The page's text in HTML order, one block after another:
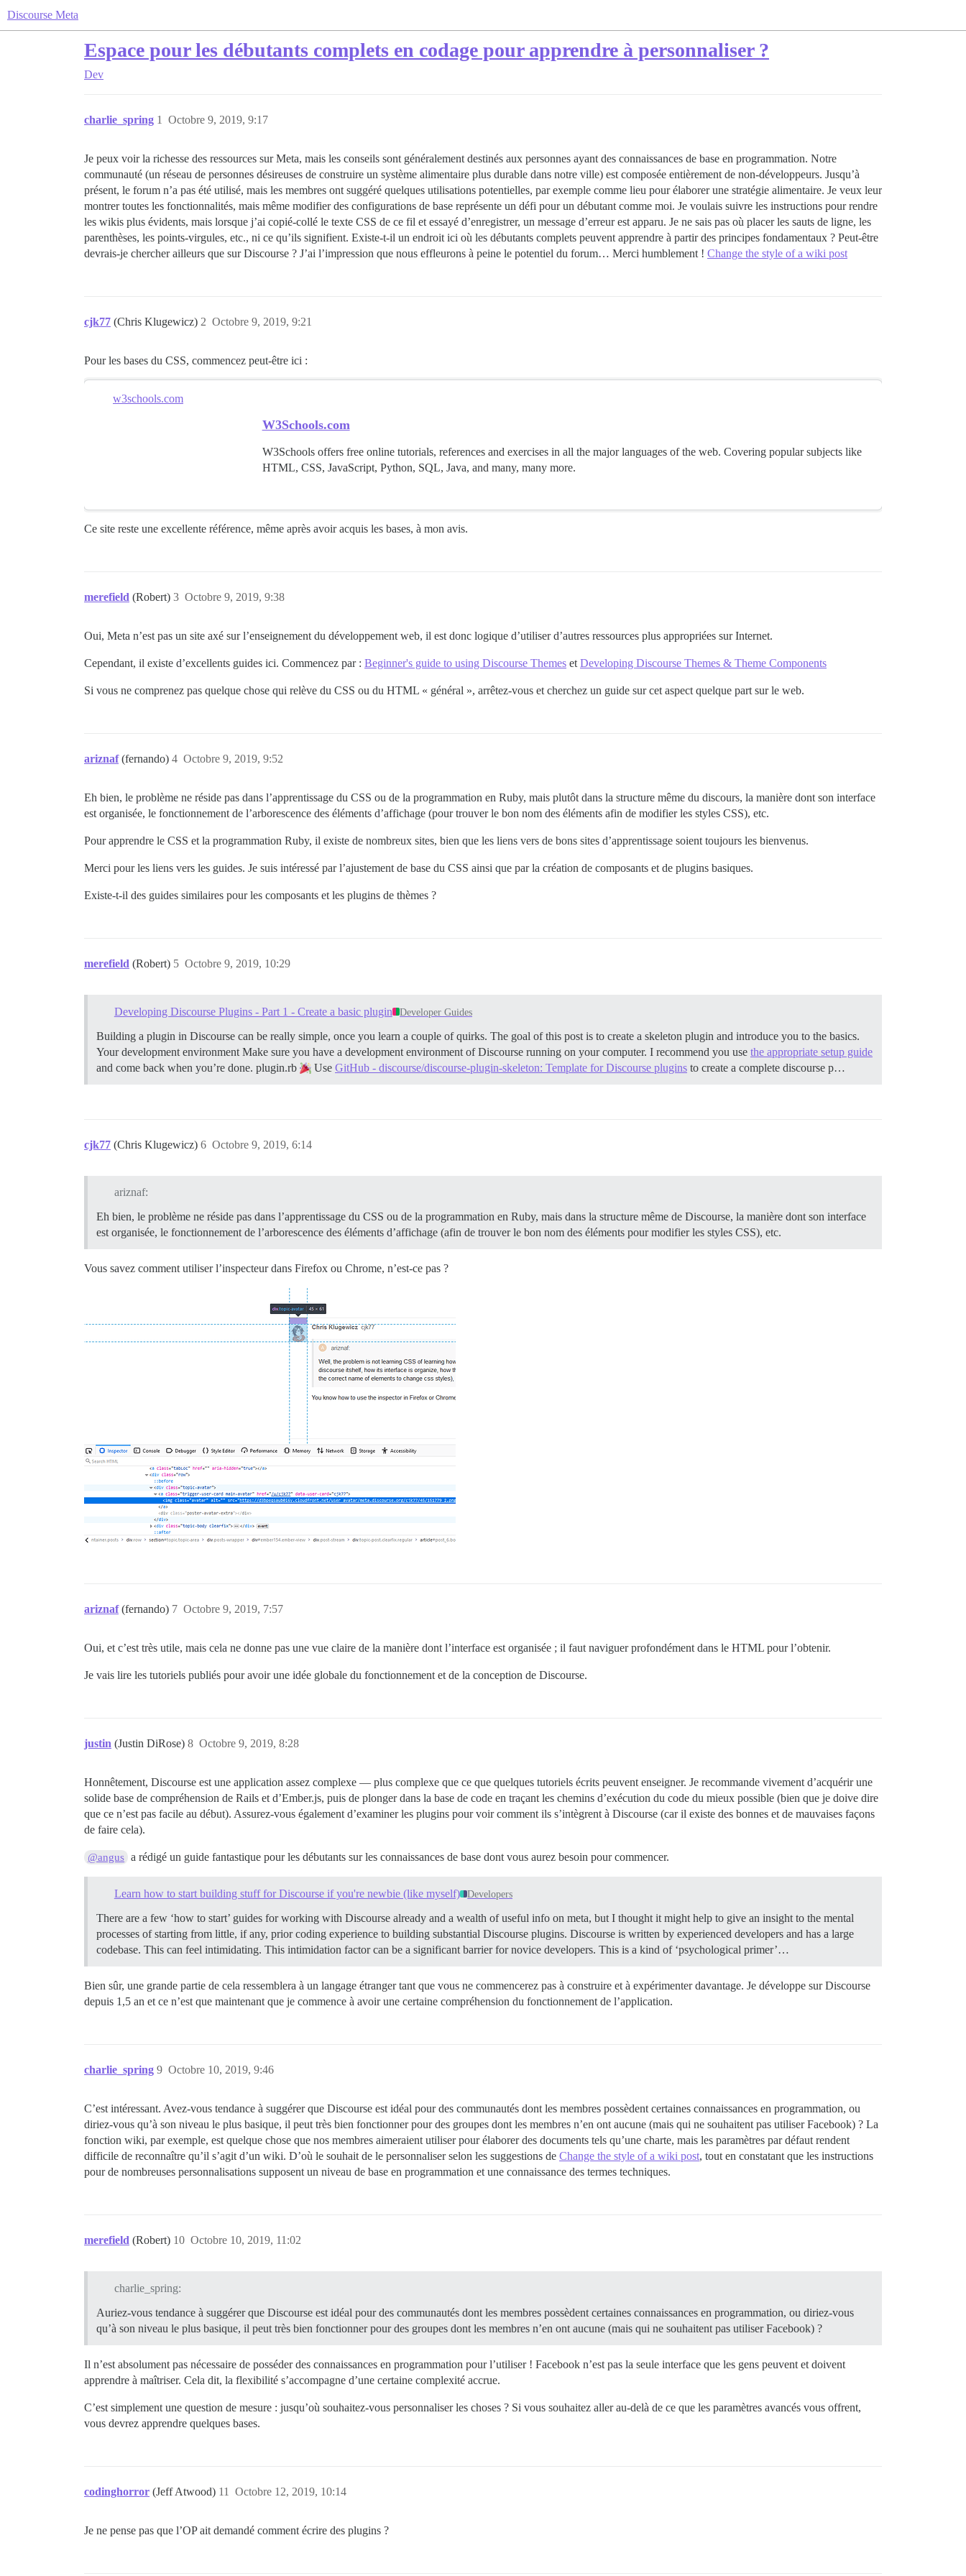
Discourse Meta
Espace pour les débutants complets en codage pour apprendre à personnaliser ?
Dev
charlie_spring Octobre 9, 2019, 9:17
1
Je peux voir la richesse des ressources sur Meta, mais les conseils sont généralement destinés aux personnes ayant des connaissances de base en programmation. Notre
communauté (un réseau de personnes désireuses de construire un système alimentaire plus durable dans notre ville) est composée entièrement de non-développeurs. Jusqu’à
présent, le forum n’a pas été utilisé, mais les membres ont suggéré quelques utilisations potentielles, par exemple comme lieu pour élaborer une stratégie alimentaire. Je veux leur
montrer toutes les fonctionnalités, mais même modifier des configurations de base représente un défi pour un débutant comme moi. Je voulais suivre les instructions pour rendre
les wikis plus évidents, mais lorsque j’ai copié-collé le texte CSS de ce fil et essayé d’enregistrer, un message d’erreur est apparu. Je ne sais pas où placer les sauts de ligne, les
parenthèses, les points-virgules, etc., ni ce qu’ils signifient. Existe-t-il un endroit ici où les débutants complets peuvent apprendre à partir des principes fondamentaux ? Peut-être
devrais-je chercher ailleurs que sur Discourse ? J’ai l’impression que nous effleurons à peine le potentiel du forum… Merci humblement ! Change the style of a wiki post
cjk77 (Chris Klugewicz) Octobre 9, 2019, 9:21
2
Pour les bases du CSS, commencez peut-être ici :
w3schools.com
W3Schools.com
W3Schools offers free online tutorials, references and exercises in all the major languages of the web. Covering popular subjects like
HTML, CSS, JavaScript, Python, SQL, Java, and many, many more.
Ce site reste une excellente référence, même après avoir acquis les bases, à mon avis.
merefield (Robert) Octobre 9, 2019, 9:38
3
Oui, Meta n’est pas un site axé sur l’enseignement du développement web, il est donc logique d’utiliser d’autres ressources plus appropriées sur Internet.
Cependant, il existe d’excellents guides ici. Commencez par : Beginner's guide to using Discourse Themes et Developing Discourse Themes & Theme Components
Si vous ne comprenez pas quelque chose qui relève du CSS ou du HTML « général », arrêtez-vous et cherchez un guide sur cet aspect quelque part sur le web.
ariznaf (fernando) Octobre 9, 2019, 9:52
4
Eh bien, le problème ne réside pas dans l’apprentissage du CSS ou de la programmation en Ruby, mais plutôt dans la structure même du discours, la manière dont son interface
est organisée, le fonctionnement de l’arborescence des éléments d’affichage (pour trouver le bon nom des éléments afin de modifier les styles CSS), etc.
Pour apprendre le CSS et la programmation Ruby, il existe de nombreux sites, bien que les liens vers de bons sites d’apprentissage soient toujours les bienvenus.
Merci pour les liens vers les guides. Je suis intéressé par l’ajustement de base du CSS ainsi que par la création de composants et de plugins basiques.
Existe-t-il des guides similaires pour les composants et les plugins de thèmes ?
merefield (Robert) Octobre 9, 2019, 10:29
5
Developing Discourse Plugins - Part 1 - Create a basic plugin Developer Guides
Building a plugin in Discourse can be really simple, once you learn a couple of quirks. The goal of this post is to create a skeleton plugin and introduce you to the basics.
Your development environment Make sure you have a development environment of Discourse running on your computer. I recommend you use the appropriate setup guide
and come back when you’re done. plugin.rb Use GitHub - discourse/discourse-plugin-skeleton: Template for Discourse plugins to create a complete discourse p…
cjk77 (Chris Klugewicz) Octobre 9, 2019, 6:14
6
ariznaf:
Eh bien, le problème ne réside pas dans l’apprentissage du CSS ou de la programmation en Ruby, mais dans la structure même de Discourse, la manière dont son interface
est organisée, le fonctionnement de l’arborescence des éléments d’affichage (afin de trouver le bon nom des éléments pour modifier les styles CSS), etc.
Vous savez comment utiliser l’inspecteur dans Firefox ou Chrome, n’est-ce pas ?
ariznaf (fernando) Octobre 9, 2019, 7:57
7
Oui, et c’est très utile, mais cela ne donne pas une vue claire de la manière dont l’interface est organisée ; il faut naviguer profondément dans le HTML pour l’obtenir.
Je vais lire les tutoriels publiés pour avoir une idée globale du fonctionnement et de la conception de Discourse.
justin (Justin DiRose) Octobre 9, 2019, 8:28
8
Honnêtement, Discourse est une application assez complexe — plus complexe que ce que quelques tutoriels écrits peuvent enseigner. Je recommande vivement d’acquérir une
solide base de compréhension de Rails et d’Ember.js, puis de plonger dans la base de code en traçant les chemins d’exécution du code du mieux possible (bien que je doive dire
que ce n’est pas facile au début). Assurez-vous également d’examiner les plugins pour voir comment ils s’intègrent à Discourse (car il existe des bonnes et de mauvaises façons
de faire cela).
@angus a rédigé un guide fantastique pour les débutants sur les connaissances de base dont vous aurez besoin pour commencer.
Learn how to start building stuff for Discourse if you're newbie (like myself) Developers
There are a few ‘how to start’ guides for working with Discourse already and a wealth of useful info on meta, but I thought it might help to give an insight to the mental
processes of starting from little, if any, prior coding experience to building substantial Discourse plugins. Discourse is written by experienced developers and has a large
codebase. This can feel intimidating. This intimidation factor can be a significant barrier for novice developers. This is a kind of ‘psychological primer’…
Bien sûr, une grande partie de cela ressemblera à un langage étranger tant que vous ne commencerez pas à construire et à expérimenter davantage. Je développe sur Discourse
depuis 1,5 an et ce n’est que maintenant que je commence à avoir une certaine compréhension du fonctionnement de l’application.
charlie_spring Octobre 10, 2019, 9:46
9
C’est intéressant. Avez-vous tendance à suggérer que Discourse est idéal pour des communautés dont les membres possèdent certaines connaissances en programmation, ou
diriez-vous qu’à son niveau le plus basique, il peut très bien fonctionner pour des groupes dont les membres n’en ont aucune (mais qui ne souhaitent pas utiliser Facebook) ? La
fonction wiki, par exemple, est quelque chose que nos membres aimeraient utiliser pour élaborer des documents tels qu’une charte, mais les paramètres par défaut rendent
difficile de reconnaître qu’il s’agit d’un wiki. D’où le souhait de le personnaliser selon les suggestions de Change the style of a wiki post, tout en constatant que les instructions
pour de nombreuses personnalisations supposent un niveau de base en programmation et une connaissance des termes techniques.
merefield (Robert) Octobre 10, 2019, 11:02
10
charlie_spring:
Auriez-vous tendance à suggérer que Discourse est idéal pour des communautés dont les membres possèdent certaines connaissances en programmation, ou diriez-vous
qu’à son niveau le plus basique, il peut très bien fonctionner pour des groupes dont les membres n’en ont aucune (mais qui ne souhaitent pas utiliser Facebook) ?
Il n’est absolument pas nécessaire de posséder des connaissances en programmation pour l’utiliser ! Facebook n’est pas la seule interface que les gens peuvent et doivent
apprendre à maîtriser. Cela dit, la flexibilité s’accompagne d’une certaine complexité accrue.
C’est simplement une question de mesure : jusqu’où souhaitez-vous personnaliser les choses ? Si vous souhaitez aller au-delà de ce que les paramètres avancés vous offrent,
vous devrez apprendre quelques bases.
codinghorror (Jeff Atwood) Octobre 12, 2019, 10:14
11
Je ne pense pas que l’OP ait demandé comment écrire des plugins ?